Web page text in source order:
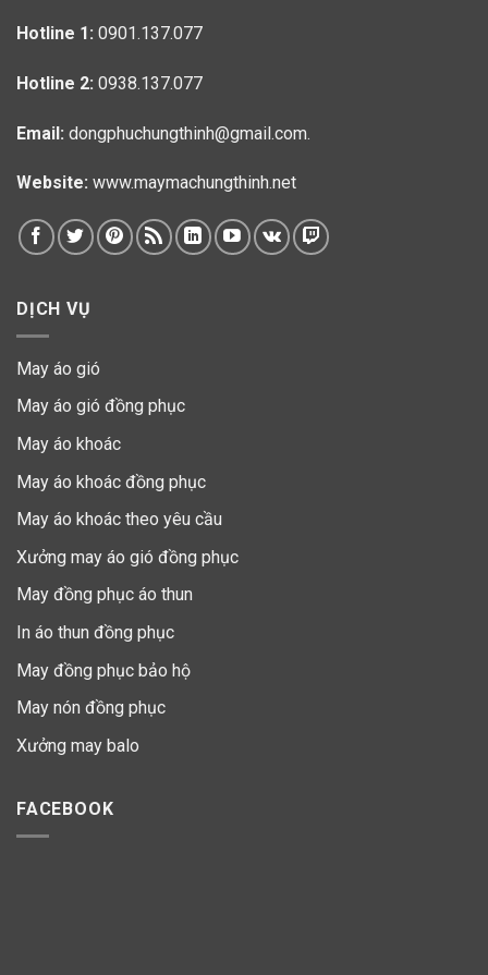
Hotline 1: 0901.137.077
Hotline 2: 0938.137.077
Email: dongphuchungthinh@gmail.com.
Website: www.maymachungthinh.net
DỊCH VỤ
May áo gió
May áo gió đồng phục
May áo khoác
May áo khoác đồng phục
May áo khoác theo yêu cầu
Xưởng may áo gió đồng phục
May đồng phục áo thun
In áo thun đồng phục
May đồng phục bảo hộ
May nón đồng phục
Xưởng may balo
FACEBOOK